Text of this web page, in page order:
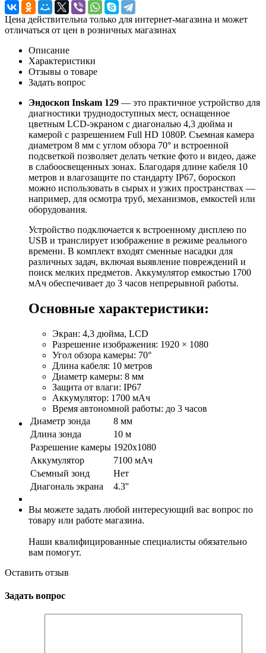
Цена действительна только для интернет-магазина и может
отличаться от цен в розничных магазинах
Описание
Характеристики
Отзывы о товаре
Задать вопрос
Эндоскоп Inskam 129 — это практичное устройство для
диагностики труднодоступных мест, оснащенное
цветным LCD-экраном с диагональю 4,3 дюйма и
камерой с разрешением Full HD 1080P. Съемная камера
диаметром 8 мм с углом обзора 70° и встроенной
подсветкой позволяет делать четкие фото и видео, даже
в слабоосвещенных зонах. Благодаря длине кабеля 10
метров и влагозащите по стандарту IP67, бороскоп
можно использовать в сырых и узких пространствах —
например, для осмотра труб, механизмов, емкостей или
оборудования.
Устройство подключается к встроенному дисплею по
USB и транслирует изображение в режиме реального
времени. В комплект входят сменные насадки для
различных задач, включая выявление повреждений и
поиск мелких предметов. Аккумулятор емкостью 1700
мАч обеспечивает до 3 часов непрерывной работы.
Основные характеристики:
Экран: 4,3 дюйма, LCD
Разрешение изображения: 1920 × 1080
Угол обзора камеры: 70°
Длина кабеля: 10 метров
Диаметр камеры: 8 мм
Защита от влаги: IP67
Аккумулятор: 1700 мАч
Время автономной работы: до 3 часов
Диаметр зонда
8 мм
Длина зонда
10 м
Разрешение камеры 1920x1080
Аккумулятор
7100 мАч
Съемный зонд
Нет
Диагональ экрана
4.3''
Вы можете задать любой интересующий вас вопрос по
товару или работе магазина.
Наши квалифицированные специалисты обязательно
вам помогут.
Оставить отзыв
Задать вопрос